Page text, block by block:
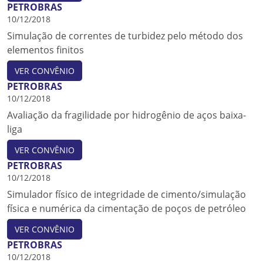
PETROBRAS
10/12/2018
Simulação de correntes de turbidez pelo método dos
elementos finitos
VER CONVÊNIO
PETROBRAS
10/12/2018
Avaliação da fragilidade por hidrogênio de aços baixa-
liga
VER CONVÊNIO
PETROBRAS
10/12/2018
Simulador físico de integridade de cimento/simulação
física e numérica da cimentação de poços de petróleo
VER CONVÊNIO
PETROBRAS
10/12/2018